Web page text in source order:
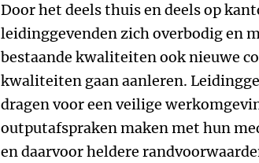
Door het deels thuis en deels op
leidinggevenden zich overbodig en
bestaande kwaliteiten ook nieuwe
kwaliteiten gaan aanleren.
dragen voor een veilige
outputafspraken maken met hun
en daarvoor heldere